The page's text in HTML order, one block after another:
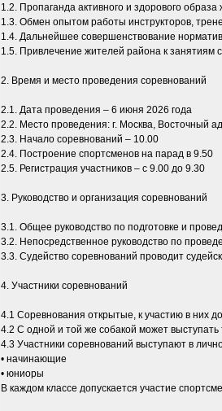
1.2. Пропаганда активного и здорового образа
1.3. Обмен опытом работы инструкторов,
1.4. Дальнейшее совершенствование
1.5. Привлечение жителей района к занятиям
2. Время и место проведения соревнований
2.1. Дата проведения – 6 июня 2026 года
2.2. Место проведения: г. Москва, Восточный
2.3. Начало соревнований – 10.00
2.4. Построение спортсменов на парад в 9.50
2.5. Регистрация участников – с 9.00 до 9.30
3. Руководство и организация соревнований
3.1. Общее руководство по подготовке и
3.2. Непосредственное руководство по
3.3. Судейство соревнований проводит
4. Участники соревнований
4.1 Соревнования открытые, к участию в них
4.2 С одной и той же собакой может выступать
4.3 Участники соревнований выступают в
• начинающие
• юниоры
В каждом классе допускается участие